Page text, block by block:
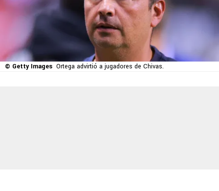
© Getty Images Ortega advirtió a jugadores de Chivas.